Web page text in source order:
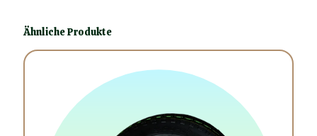
Ähnliche Produkte